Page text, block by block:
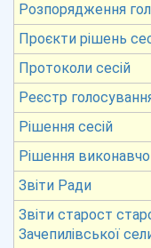
Розпорядження
Проєкти рішень
Протоколи сесій
Реєстр
Рішення сесій
Рішення
Звіти Ради
Звіти старост
Зачепилівської